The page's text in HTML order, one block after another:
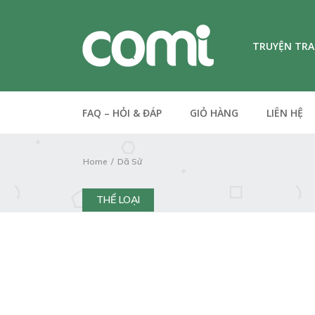
TRUYỆN
FAQ – HỎI & ĐÁP GIỎ HÀNG LIÊN HỆ
Home Dã Sử
THỂ LOẠI